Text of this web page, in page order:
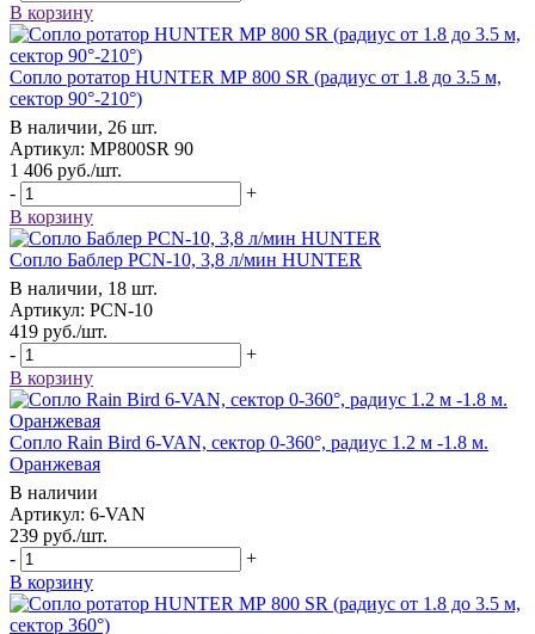
В корзину
Сопло ротатор HUNTER МР 800 SR (радиус от 1.8 до 3.5 м,
сектор 90°-210°)
В наличии, 26 шт.
Артикул: MP800SR 90
1 406 руб./шт.
-
+
В корзину
Сопло Баблер РСN-10, 3,8 л/мин HUNTER
В наличии, 18 шт.
Артикул: РСN-10
419 руб./шт.
-
+
В корзину
Сопло Rain Bird 6-VAN, сектор 0-360°, радиус 1.2 м -1.8 м.
Оранжевая
В наличии
Артикул: 6-VAN
239 руб./шт.
-
+
В корзину